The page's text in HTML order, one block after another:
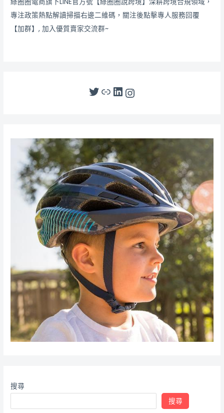
綠圈圈電商旗下LINE官方號【綠圈圈說跨境】深耕跨境合規領域，
專注政策熱點解讀掃描右邊二維碼，關注後點擊專人服務回覆
【加群】, 加入優質賣家交流群~
搜尋
搜尋